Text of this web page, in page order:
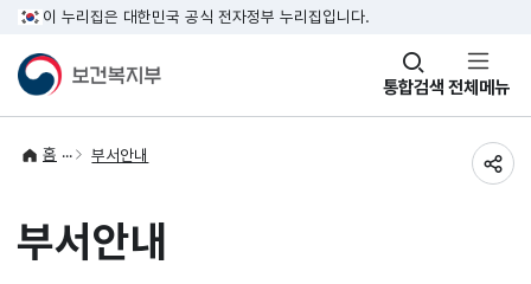
이 누리집은 대한민국 공식 전자정부 누리집입니다.
통합검색
창
열기 전체메뉴
홈 부서안내
부서안내